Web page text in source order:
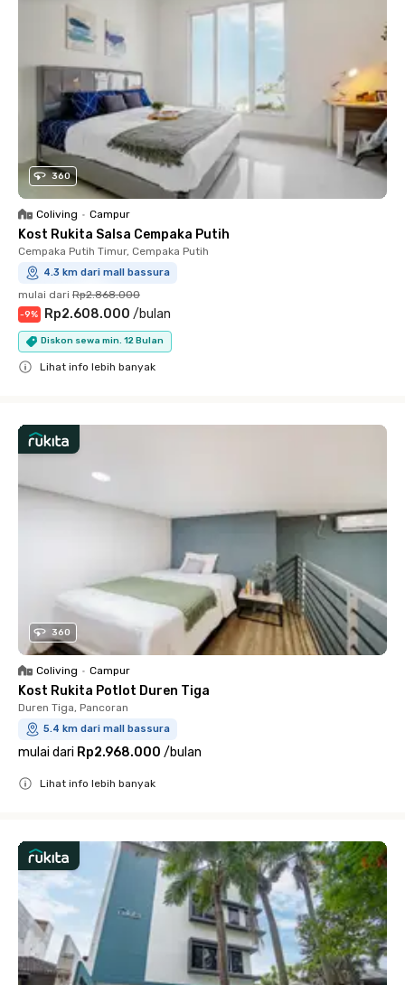
360
Coliving • Campur
Kost Rukita Salsa Cempaka Putih
Cempaka Putih Timur, Cempaka Putih
4.3 km dari mall bassura
mulai dari Rp2.868.000
-9% Rp2.608.000 /bulan
Diskon sewa min. 12 Bulan
Lihat info lebih banyak
360
Coliving • Campur
Kost Rukita Potlot Duren Tiga
Duren Tiga, Pancoran
5.4 km dari mall bassura
mulai dari Rp2.968.000 /bulan
Lihat info lebih banyak